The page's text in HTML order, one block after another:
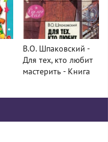
В.О. Шпаковский -
Для тех, кто любит
мастерить - Книга